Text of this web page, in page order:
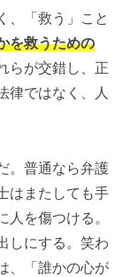
、「救う」こと
を救うための
らが交錯し、正
律ではなく、人
。普通なら弁護
はまたしても手
を傷つける。
しにする。笑わ
、「誰かの心が